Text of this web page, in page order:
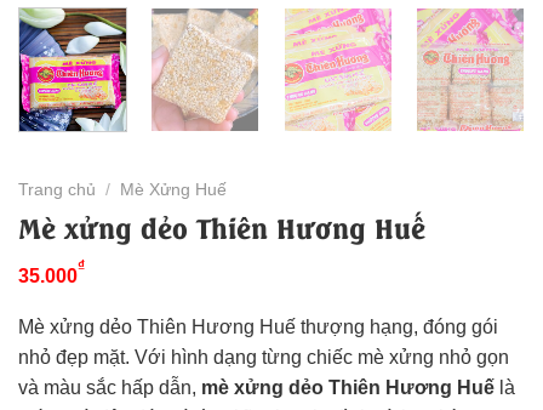
Trang chủ / Mè Xửng Huế
Mè xửng dẻo Thiên Hương Huế
35.000₫
Mè xửng dẻo Thiên Hương Huế thượng hạng, đóng gói
nhỏ đẹp mặt. Với hình dạng từng chiếc mè xửng nhỏ gọn
và màu sắc hấp dẫn, mè xửng dẻo Thiên Hương Huế là